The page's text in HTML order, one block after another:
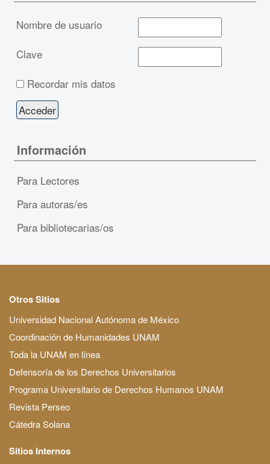
Nombre de usuario
Clave
Recordar mis datos
Información
Para Lectores
Para autoras/es
Para bibliotecarias/os
Otros Sitios
Universidad Nacional Autónoma de México
Coordinación de Humanidades UNAM
Toda la UNAM en línea
Defensoría de los Derechos Universitarios
Programa Universitario de Derechos Humanos UNAM
Revista Perseo
Cátedra Solana
Sitios Internos